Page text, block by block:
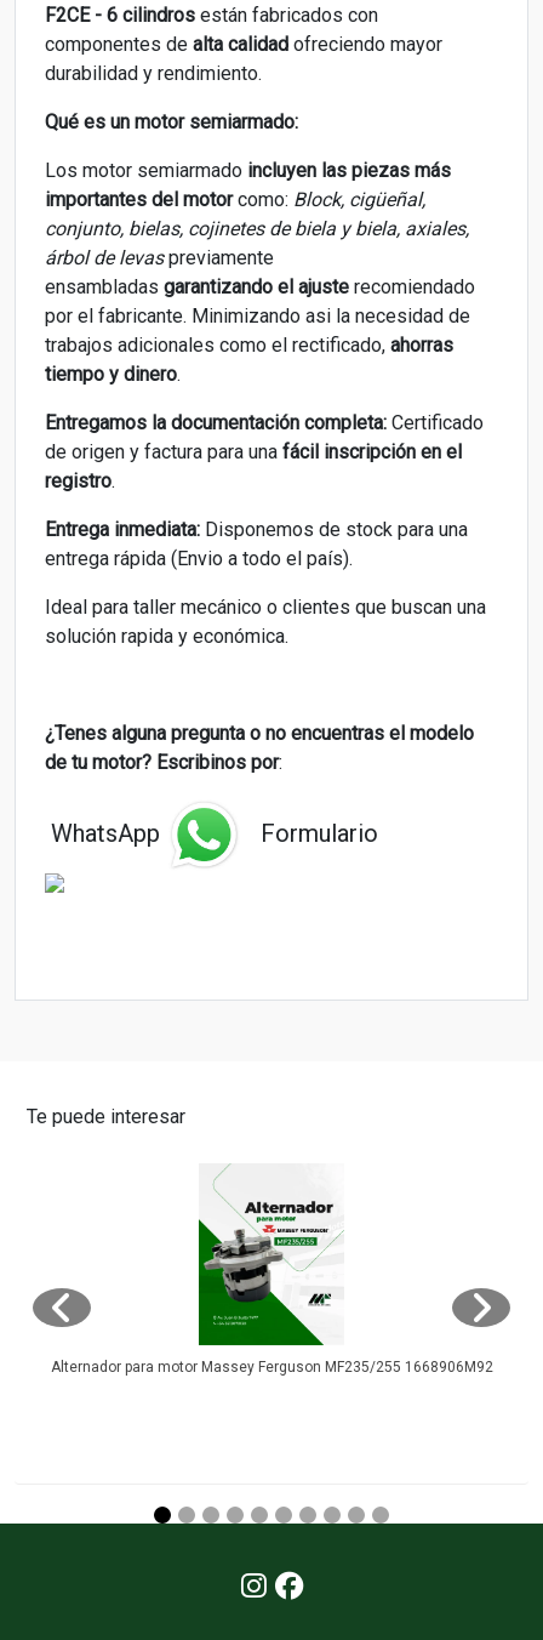
F2CE - 6 cilindros están fabricados con
componentes de alta calidad ofreciendo mayor
durabilidad y rendimiento.
Qué es un motor semiarmado:
Los motor semiarmado incluyen las piezas más
importantes del motorcomo: Block, cigüeñal,
conjunto, bielas, cojinetes de biela y biela, axiales,
árbol de levaspreviamente
ensambladas garantizando el ajuste recomiendado
por el fabricante. Minimizando asi la necesidad de
trabajos adicionales como el rectificado, ahorras
tiempo y dinero.
Entregamos la documentación completa: Certificado
de origen y factura para una fácil inscripción en el
registro.
Entrega inmediata: Disponemos de stock para una
entrega rápida (Envio a todo el país).
Ideal para taller mecánico o clientes que buscan una
solución rapida y económica.
¿Tenes alguna pregunta o no encuentras el modelo
de tu motor? Escribinos por:
WhatsApp Formulario
Te puede interesar
Alternador para motor Massey Ferguson MF235/255 1668906M92